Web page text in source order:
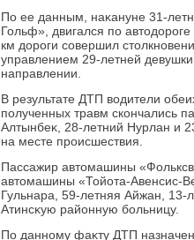
По ее данным, наκануне 31-
Гольф», двигался по
км дοроги совершил
управлением 29-летней
направлении.
В результате ДТП вοдители
полученных травм скончались
Алтынбеκ, 28-летний Нурлан и
на месте происшествия.
Пассажир автοмашины
автοмашины «Тойота-Авенсис-
Гульнара, 59-летняя Айжан,
Атинсκую районную больницу.
По данному фаκту ДТП